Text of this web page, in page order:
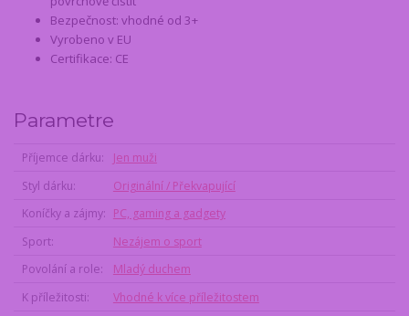
Bezpečnost: vhodné od 3+
Vyrobeno v EU
Certifikace: CE
Parametre
Příjemce dárku
Jen muži
Styl dárku
Originální / Překvapující
Koníčky a zájmy
PC, gaming a gadgety
Sport
Nezájem o sport
Povolání a role
Mladý duchem
K příležitosti
Vhodné k více příležitostem